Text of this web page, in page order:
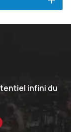
infini du